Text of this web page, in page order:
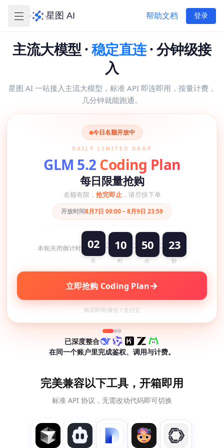
星图 AI 帮助文档 登录
主流大模型 ·稳定直连· 分钟级接
入
星图 AI 一站接入主流大模型，标准 API 即连即用，按量计费，
几分钟就能跑通。
今日名额开放中
DAILY LIMITED DROP
GLM 5.2 Coding Plan
每日限量抢购
名额有限， 抢完即止，请尽快下单
开放时间8月7日 09:00 – 8月9日 23:59
本轮关闭倒计时 02
天
: 10
时
: 50
分
: 23
秒
立即抢购 Coding Plan→
购买即用 微信 / 支付宝
已深度整合
在同一个账户里完成鉴权、调用与计费。
完美兼容以下工具，开箱即用
标准 API 协议，无需改动代码即可切换